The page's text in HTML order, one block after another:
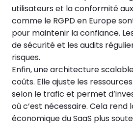
utilisateurs et la conformité
comme le RGPD en Europe
pour maintenir la confiance.
de sécurité et les audits
risques.
Enfin, une architecture
coûts. Elle ajuste les
selon le trafic et permet
où c’est nécessaire. Cela rend
économique du SaaS plus